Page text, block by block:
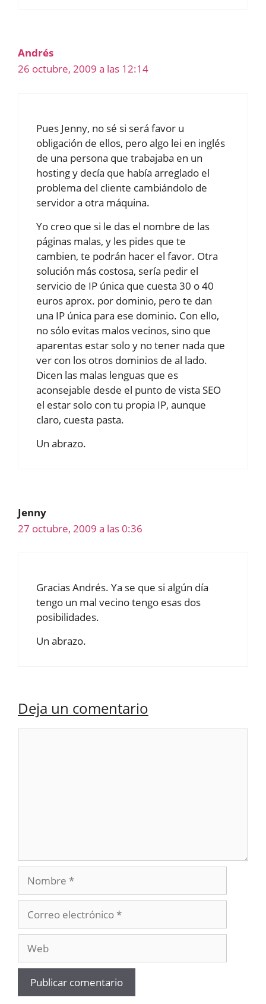
Andrés
26 octubre, 2009 a las 12:14
Pues Jenny, no sé si será favor u
obligación de ellos, pero algo lei en inglés
de una persona que trabajaba en un
hosting y decía que había arreglado el
problema del cliente cambiándolo de
servidor a otra máquina.
Yo creo que si le das el nombre de las
páginas malas, y les pides que te
cambien, te podrán hacer el favor. Otra
solución más costosa, sería pedir el
servicio de IP única que cuesta 30 o 40
euros aprox. por dominio, pero te dan
una IP única para ese dominio. Con ello,
no sólo evitas malos vecinos, sino que
aparentas estar solo y no tener nada que
ver con los otros dominios de al lado.
Dicen las malas lenguas que es
aconsejable desde el punto de vista SEO
el estar solo con tu propia IP, aunque
claro, cuesta pasta.
Un abrazo.
Jenny
27 octubre, 2009 a las 0:36
Gracias Andrés. Ya se que si algún día
tengo un mal vecino tengo esas dos
posibilidades.
Un abrazo.
Deja un comentario
Nombre
electrónico